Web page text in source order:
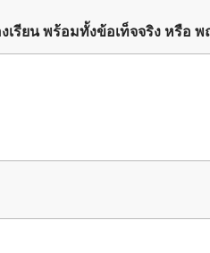
เรียน พร้อมทั้งข้อเท็จจริง หรือ